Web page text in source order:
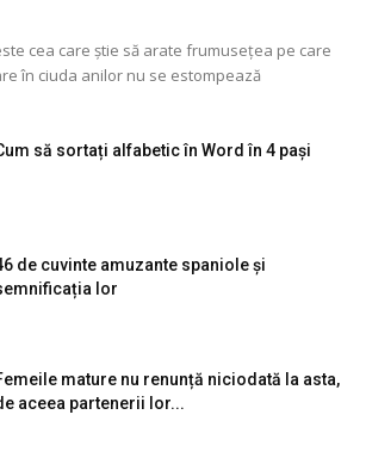
cea care știe să arate frumusețea pe care
în ciuda anilor nu se estompează
să sortați alfabetic în Word în 4 pași
de cuvinte amuzante spaniole și
lor
mature nu renunță niciodată la asta,
aceea partenerii lor...